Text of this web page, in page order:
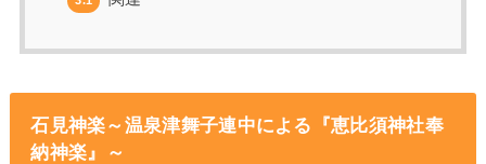
石見神楽～温泉津舞子連中による 『恵比須神社奉
納神楽』
～